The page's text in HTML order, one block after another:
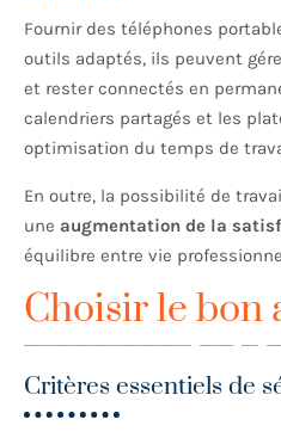
Fournir des téléphones
outils adaptés, ils peuvent
et rester connectés en
calendriers partagés et les
optimisation du temps de
En outre, la possibilité de
une augmentation de la
équilibre entre vie
Choisir le bon
Critères essentiels de